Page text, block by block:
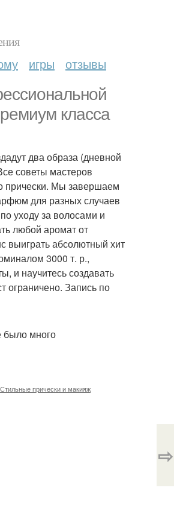
игры отзывы
класса
два образа (дневной
советы мастеров
прически. Мы завершаем
для разных случаев
уходу за волосами и
любой аромат от
выиграть абсолютный хит
3000 т. р.,
и научитесь создавать
ограничено. Запись по
было много
Стильные прически и макияж
⇨